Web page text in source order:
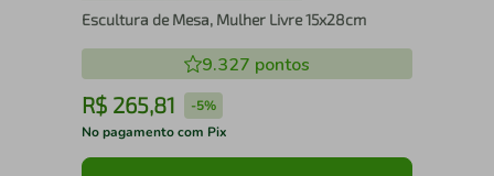
Escultura de Mesa, Mulher Livre 15x28cm
9.327 pontos
R$ 265,81 -5%
No pagamento com Pix